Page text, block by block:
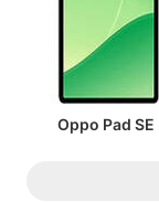
Oppo Pad SE